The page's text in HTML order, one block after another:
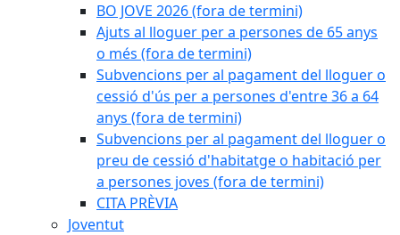
BO JOVE 2026 (fora de termini)
Ajuts al lloguer per a persones de 65 anys
o més (fora de termini)
Subvencions per al pagament del lloguer o
cessió d'ús per a persones d'entre 36 a 64
anys (fora de termini)
Subvencions per al pagament del lloguer o
preu de cessió d'habitatge o habitació per
a persones joves (fora de termini)
CITA PRÈVIA
Joventut